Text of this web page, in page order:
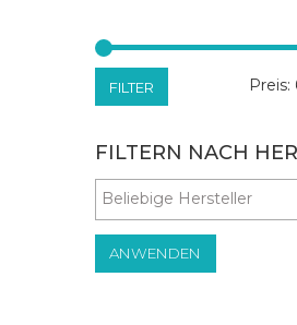
FILTER Preis:
FILTERN NACH
ANWENDEN